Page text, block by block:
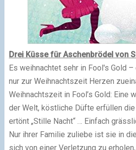
Drei Küsse für Aschenbrödel von
Es weihnachtet sehr in Fool's Gold
nur zur Weihnachtszeit Herzen
Weihnachtszeit in Fool’s Gold: Eine
der Welt, köstliche Düfte erfüllen
ertönt „Stille Nacht“ … Einfach
Nur ihrer Familie zuliebe ist sie in
sich von einer Verletzung zu